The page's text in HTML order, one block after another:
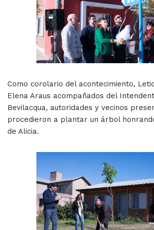
Como corolario del acontecimiento,
Elena Araus acompañados del
Bevilacqua, autoridades y vecinos
procedieron a plantar un árbol
de Alicia.